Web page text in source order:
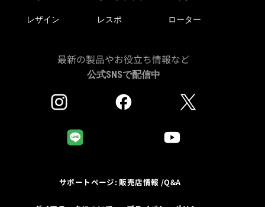
レザイン レスポ ローター
最新の製品やお役立ち情報など
公式SNSで配信中
サポートページ: 販売店情報 /Q&A